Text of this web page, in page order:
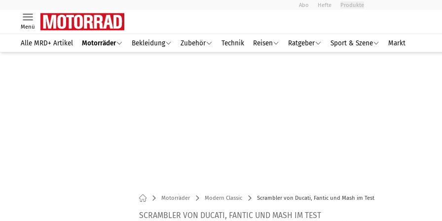
Abo Hefte Produkte
Menü
Alle MRD+ Artikel Motorräder Bekleidung Zubehör Technik Reisen Ratgeber Sport & Szene Markt
Motorräder Modern Classic Scrambler von Ducati, Fantic und Mash im Test
SCRAMBLER VON DUCATI, FANTIC UND MASH IM TEST